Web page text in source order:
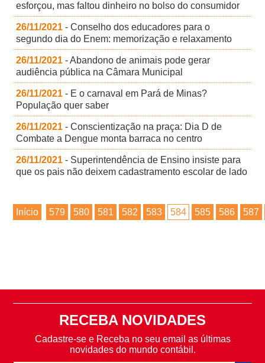
esforçou, mas faltou dinheiro no bolso do consumidor
26/11/2021 - Conselho dos educadores para o
segundo dia do Enem: memorização e relaxamento
26/11/2021 - Abandono de animais pode gerar
audiência pública na Câmara Municipal
26/11/2021 - E o carnaval em Pará de Minas?
População quer saber
26/11/2021 - Conscientização na praça: Dia D de
Combate a Dengue monta barraca no centro
26/11/2021 - Superintendência de Ensino insiste para
que os pais não deixem cadastramento escolar de lado
Início 579 580 581 582 583 584 585 586 587
RECEBA NOVIDADES
Cadastre-se e Receba no seu email as últimas
novidades do mundo contábil.